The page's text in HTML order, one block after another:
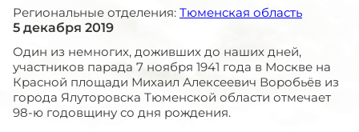
Региональные отделения: Тюменская область
5 декабря 2019
Один из немногих, доживших до наших дней,
участников парада 7 ноября 1941 года в Москве на
Красной площади Михаил Алексеевич Воробьёв из
города Ялуторовска Тюменской области отмечает
98-ю годовщину со дня рождения.